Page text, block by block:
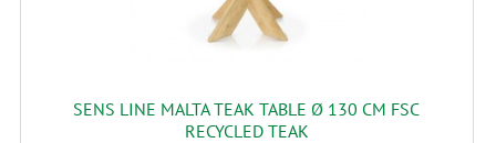
SENS LINE MALTA TEAK TABLE Ø 130 CM FSC
RECYCLED TEAK